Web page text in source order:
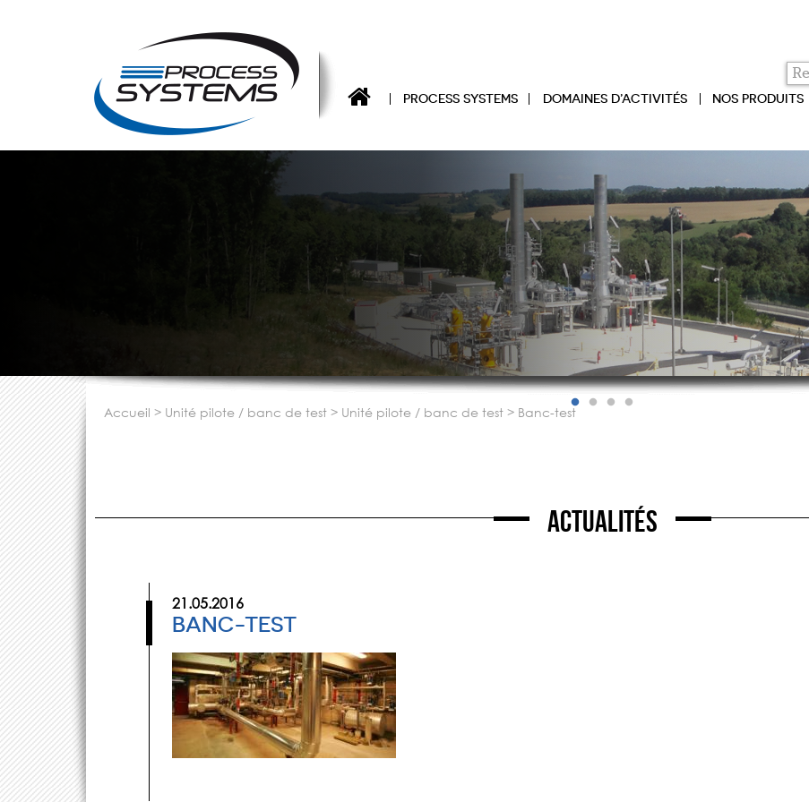
PROCESS SYSTEMS DOMAINES D’ACTIVITÉS NOS PRODUITS
accueil > unité pilote / banc de test > unité pilote / banc de test > banc-test
Actualités
21.05.2016
BANC-TEST